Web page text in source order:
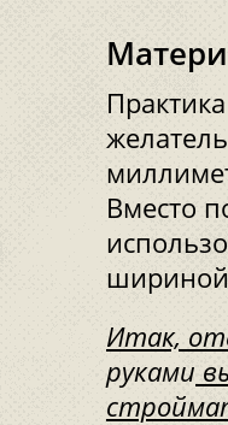
Вместо
шириной
Итак,
руками